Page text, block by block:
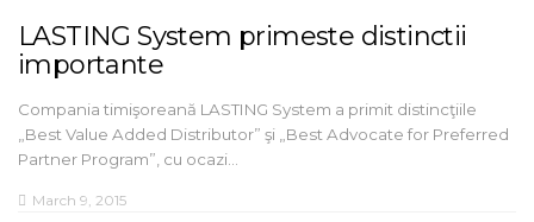
LASTING System primeste distinctii
importante
Compania timişoreană LASTING System a primit distincţiile
„Best Value Added Distributor” şi „Best Advocate for Preferred
Partner Program”, cu ocazi…
March 9, 2015